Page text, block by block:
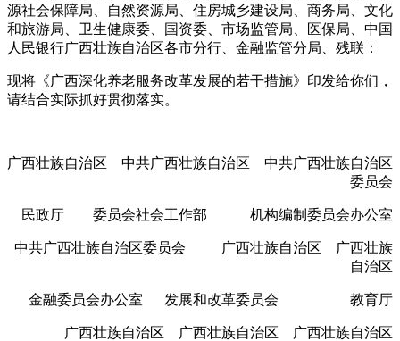
源社会保障局、自然资源局、住房城乡建设局、商务局、文化
和旅游局、卫生健康委、国资委、市场监管局、医保局、中国
人民银行广西壮族自治区各市分行、金融监管分局、残联：
现将《广西深化养老服务改革发展的若干措施》印发给你们，
请结合实际抓好贯彻落实。
广西壮族自治区 中共广西壮族自治区 中共广西壮族自治区
委员会
民政厅 委员会社会工作部 机构编制委员会办公室
中共广西壮族自治区委员会 广西壮族自治区 广西壮族
自治区
金融委员会办公室 发展和改革委员会 教育厅
广西壮族自治区 广西壮族自治区 广西壮族自治区